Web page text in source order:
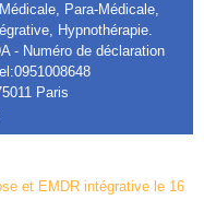
Para-Médicale,
Hypnothérapie.
- Numéro de déclaration
Paris
et EMDR intégrative le 16